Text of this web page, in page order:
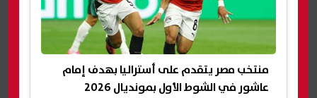
منتخب مصر يتقدم على أستراليا بهدف إمام
عاشور في الشوط الأول بمونديال 2026